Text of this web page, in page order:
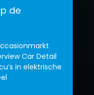
de
Car Detail
in elektrische